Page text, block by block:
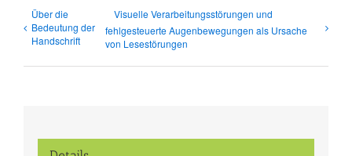
Über die
Bedeutung der
Handschrift
Visuelle Verarbeitungsstörungen und
fehlgesteuerte Augenbewegungen als Ursache
von Lesestörungen